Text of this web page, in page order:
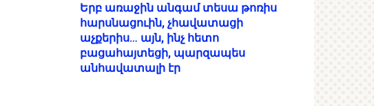
Երբ առաջին անգամ տեսա թոռիս
հարսնացուին, չհավատացի
աչքերիս… այն, ինչ հետո
բացահայտեցի, պարզապես
անհավատալի էր